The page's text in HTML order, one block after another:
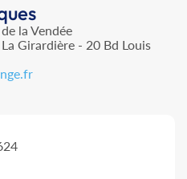
la Vendée
Girardière - 20 Bd Louis